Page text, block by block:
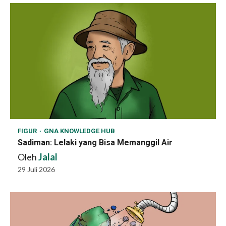
FIGUR GNA KNOWLEDGE HUB
Sadiman: Lelaki yang Bisa Memanggil Air
OlehJalal
29 Juli 2026